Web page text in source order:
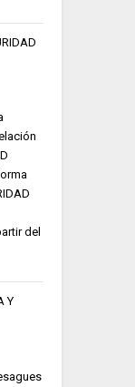
del
Y